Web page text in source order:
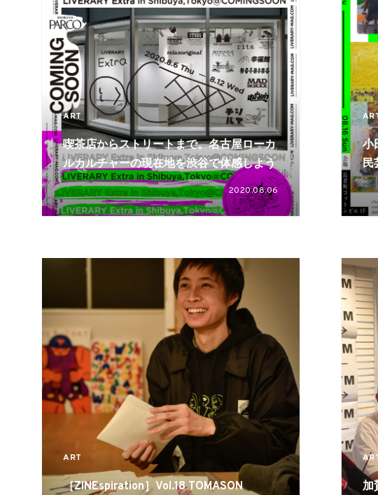
ART
喫茶店からストリートまで。名古屋ローカ
ルカルチャーの現在地を渋谷で体感しよう
2020.08.06
小
民
ART
［ZINEspiration］Vol.18 TOMASON
加